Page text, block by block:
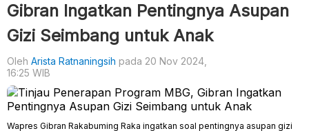
Gibran Ingatkan Pentingnya Asupan
Gizi Seimbang untuk Anak
Oleh Arista Ratnaningsih pada 20 Nov 2024,
16:25 WIB
Wapres Gibran Rakabuming Raka ingatkan soal pentingnya asupan gizi